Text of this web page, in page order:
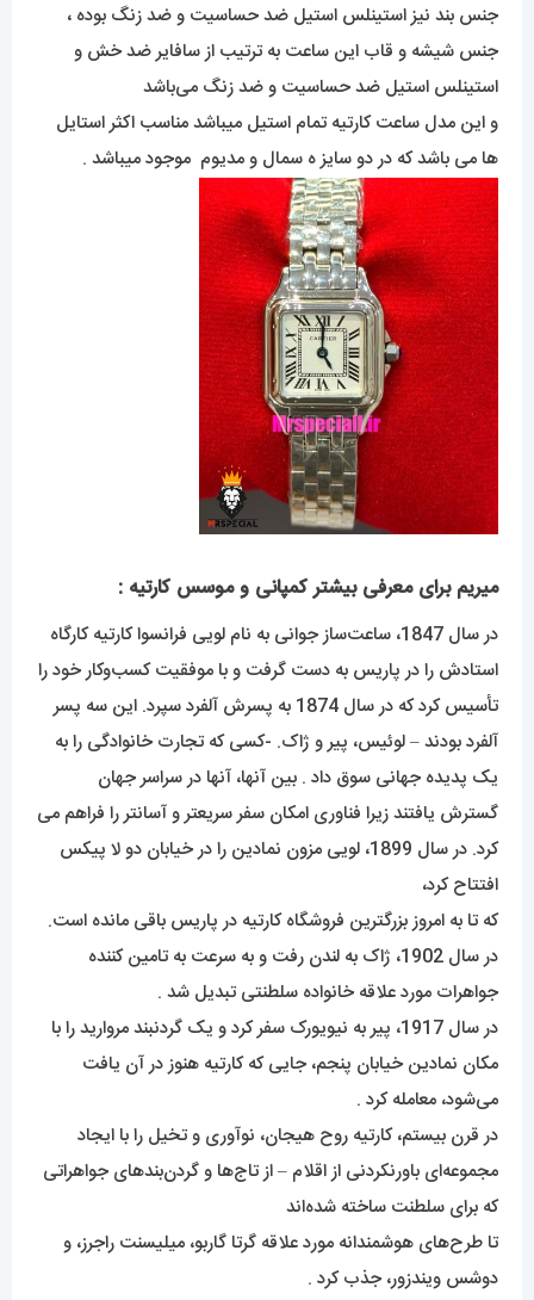
جنس بند نیز استینلس استیل ضد حساسیت و ضد زنگ بوده ،
جنس شیشه و قاب این ساعت به ترتیب از سافایر ضد خش و
استینلس استیل ضد حساسیت و ضد زنگ می‌باشد
و این مدل ساعت کارتیه تمام استیل میباشد مناسب اکثر استایل
ها می باشد که در دو سایز ه سمال و مدیوم موجود میباشد .
میریم برای معرفی بیشتر کمپانی و موسس کارتیه :
در سال 1847، ساعت‌ساز جوانی به نام لویی فرانسوا کارتیه کارگاه
استادش را در پاریس به دست گرفت و با موفقیت کسب‌وکار خود را
تأسیس کرد که در سال 1874 به پسرش آلفرد سپرد. این سه پسر
آلفرد بودند – لوئیس، پیر و ژاک. -کسی که تجارت خانوادگی را به
یک پدیده جهانی سوق داد . بین آنها، آنها در سراسر جهان
گسترش یافتند زیرا فناوری امکان سفر سریعتر و آسانتر را فراهم می
کرد. در سال 1899، لویی مزون نمادین را در خیابان دو لا پیکس
افتتاح کرد،
که تا به امروز بزرگترین فروشگاه کارتیه در پاریس باقی مانده است.
در سال 1902، ژاک به لندن رفت و به سرعت به تامین کننده
جواهرات مورد علاقه خانواده سلطنتی تبدیل شد .
در سال 1917، پیر به نیویورک سفر کرد و یک گردنبند مروارید را با
مکان نمادین خیابان پنجم، جایی که کارتیه هنوز در آن یافت
می‌شود، معامله کرد .
در قرن بیستم، کارتیه روح هیجان، نوآوری و تخیل را با ایجاد
مجموعه‌ای باورنکردنی از اقلام – از تاج‌ها و گردن‌بندهای جواهراتی
که برای سلطنت ساخته شده‌اند
تا طرح‌های هوشمندانه مورد علاقه گرتا گاربو، میلیسنت راجرز، و
دوشس ویندزور، جذب کرد .